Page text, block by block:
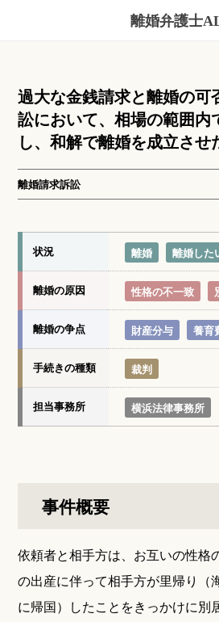
離婚弁護士
過大な金銭請求と離婚の可
訟において、相場の範囲内
し、和解で離婚を成立させ
離婚請求訴訟
状況 離婚 離婚した
離婚の原因 性格の不一致
離婚の争点 財産分与 養育
手続きの種類 裁判
担当事務所 横浜法律事務所
事件概要
依頼者と相手方は、お互いの性格
の出産に伴って相手方が里帰り（
に帰国）したことをきっかけに別